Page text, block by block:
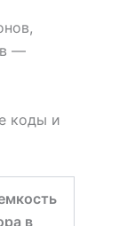
—
коды и
в